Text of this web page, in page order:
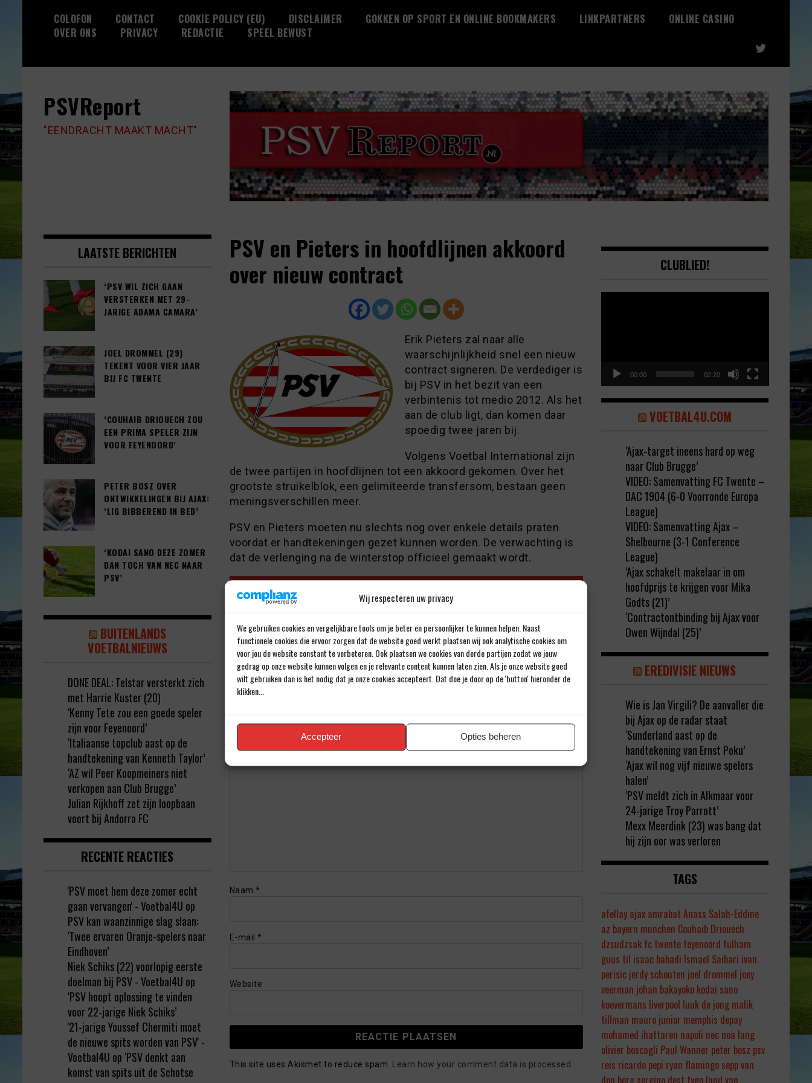
Wij respecteren uw privacy
We gebruiken cookies en vergelijkbare tools om je beter en persoonlijker te kunnen helpen. Naast
functionele cookies die ervoor zorgen dat de website goed werkt plaatsen wij ook analytische cookies om
voor jou de website constant te verbeteren. Ook plaatsen we cookies van derde partijen zodat we jouw
gedrag op onze website kunnen volgen en je relevante content kunnen laten zien. Als je onze website goed
wilt gebruiken dan is het nodig dat je onze cookies accepteert. Dat doe je door op de 'button' hieronder de
klikken...
Accepteer Opties beheren
COLOFON CONTACT COOKIE POLICY (EU) DISCLAIMER GOKKEN OP SPORT EN ONLINE BOOKMAKERS LINKPARTNERS
ONLINE CASINO
OVER ONS
PRIVACY REDACTIE SPEEL BEWUST
PSVReport
"EENDRACHT MAAKT MACHT"
PSV en Pieters in hoofdlijnen akkoord
over nieuw contract
Erik Pieters zal naar alle
waarschijnlijkheid snel een nieuw
contract signeren. De verdediger is
bij PSV in het bezit van een
verbintenis tot medio 2012. Als het
aan de club ligt, dan komen daar
spoedig twee jaren bij.
Volgens Voetbal International zijn
de twee partijen in hoofdlijnen tot een akkoord gekomen. Over het
grootste struikelblok, een gelimiteerde transfersom, bestaan geen
meningsverschillen meer.
PSV en Pieters moeten nu slechts nog over enkele details praten
voordat er handtekeningen gezet kunnen worden. De verwachting is
dat de verlenging na de winterstop officieel gemaakt wordt.
Door Johannes Cornelis
Geef een reactie
Naam *
E-mail *
Website
This site uses Akismet to reduce spam. Learn how your comment data is processed.
LAATSTE BERICHTEN
‘PSV WIL ZICH GAAN
VERSTERKEN MET 29-
JARIGE ADAMA CAMARA’
JOEL DROMMEL (29)
TEKENT VOOR VIER JAAR
BIJ FC TWENTE
‘COUHAIB DRIOUECH ZOU
EEN PRIMA SPELER ZIJN
VOOR FEYENOORD’
PETER BOSZ OVER
ONTWIKKELINGEN BIJ AJAX:
‘LIG BIBBEREND IN BED’
‘KODAI SANO DEZE ZOMER
DAN TOCH VAN NEC NAAR
PSV’
BUITENLANDS
VOETBALNIEUWS
DONE DEAL: Telstar versterkt zich
met Harrie Kuster (20)
‘Kenny Tete zou een goede speler
zijn voor Feyenoord’
‘Italiaanse topclub aast op de
handtekening van Kenneth Taylor’
‘AZ wil Peer Koopmeiners niet
verkopen aan Club Brugge’
Julian Rijkhoff zet zijn loopbaan
voort bij Andorra FC
RECENTE REACTIES
'PSV moet hem deze zomer echt
gaan vervangen' - Voetbal4U op
PSV kan waanzinnige slag slaan:
‘Twee ervaren Oranje-spelers naar
Eindhoven’
Niek Schiks (22) voorlopig eerste
doelman bij PSV - Voetbal4U op
‘PSV hoopt oplossing te vinden
voor 22-jarige Niek Schiks’
'21-jarige Youssef Chermiti moet
de nieuwe spits worden van PSV' -
Voetbal4U op ‘PSV denkt aan
komst van spits uit de Schotse
CLUBLIED!
00:00 02:20
VOETBAL4U.COM
‘Ajax-target ineens hard op weg
naar Club Brugge’
VIDEO: Samenvatting FC Twente –
DAC 1904 (6-0 Voorronde Europa
League)
VIDEO: Samenvatting Ajax –
Shelbourne (3-1 Conference
League)
‘Ajax schakelt makelaar in om
hoofdprijs te krijgen voor Mika
Godts (21)’
‘Contractontbinding bij Ajax voor
Owen Wijndal (25)’
EREDIVISIE NIEUWS
Wie is Jan Virgili? De aanvaller die
bij Ajax op de radar staat
‘Sunderland aast op de
handtekening van Ernst Poku’
‘Ajax wil nog vijf nieuwe spelers
halen’
‘PSV meldt zich in Alkmaar voor
24-jarige Troy Parrott’
Mexx Meerdink (23) was bang dat
hij zijn oor was verloren
TAGS
afellay ajax amrabat Anass Salah-Eddine
az bayern munchen Couhaib Driouech
dzsudzsak fc twente feyenoord fulham
guus til isaac babadi Ismael Saibari ivan
perisic jerdy schouten joel drommel joey
veerman johan bakayoko kodai sano
koevermans liverpool luuk de jong malik
tillman mauro junior memphis depay
mohamed ihattaren napoli nec noa lang
olivier boscagli Paul Wanner peter bosz psv
reis ricardo pepi ryan flamingo sepp van